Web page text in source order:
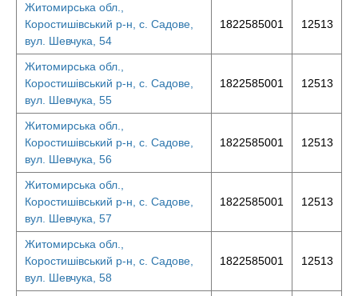
Житомирська обл.,
Коростишівський р-н, с. Садове,
вул. Шевчука, 54
1822585001 12513
Житомирська обл.,
Коростишівський р-н, с. Садове,
вул. Шевчука, 55
1822585001 12513
Житомирська обл.,
Коростишівський р-н, с. Садове,
вул. Шевчука, 56
1822585001 12513
Житомирська обл.,
Коростишівський р-н, с. Садове,
вул. Шевчука, 57
1822585001 12513
Житомирська обл.,
Коростишівський р-н, с. Садове,
вул. Шевчука, 58
1822585001 12513